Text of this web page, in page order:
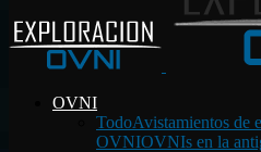
OVNI
TodoAvistamientos de
OVNIOVNIs en la